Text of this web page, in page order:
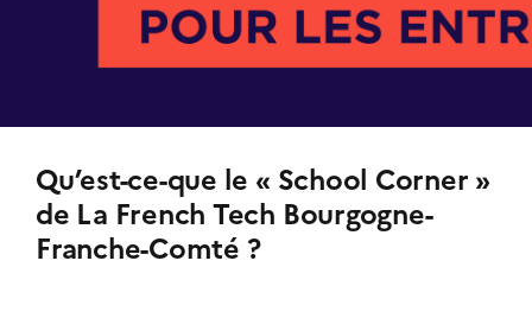
Qu’est-ce-que le « School Corner »
de La French Tech Bourgogne-
Franche-Comté ?